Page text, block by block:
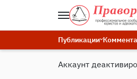
Публикации
Аккаунт